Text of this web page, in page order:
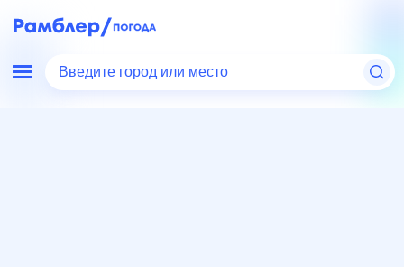
Введите город или место